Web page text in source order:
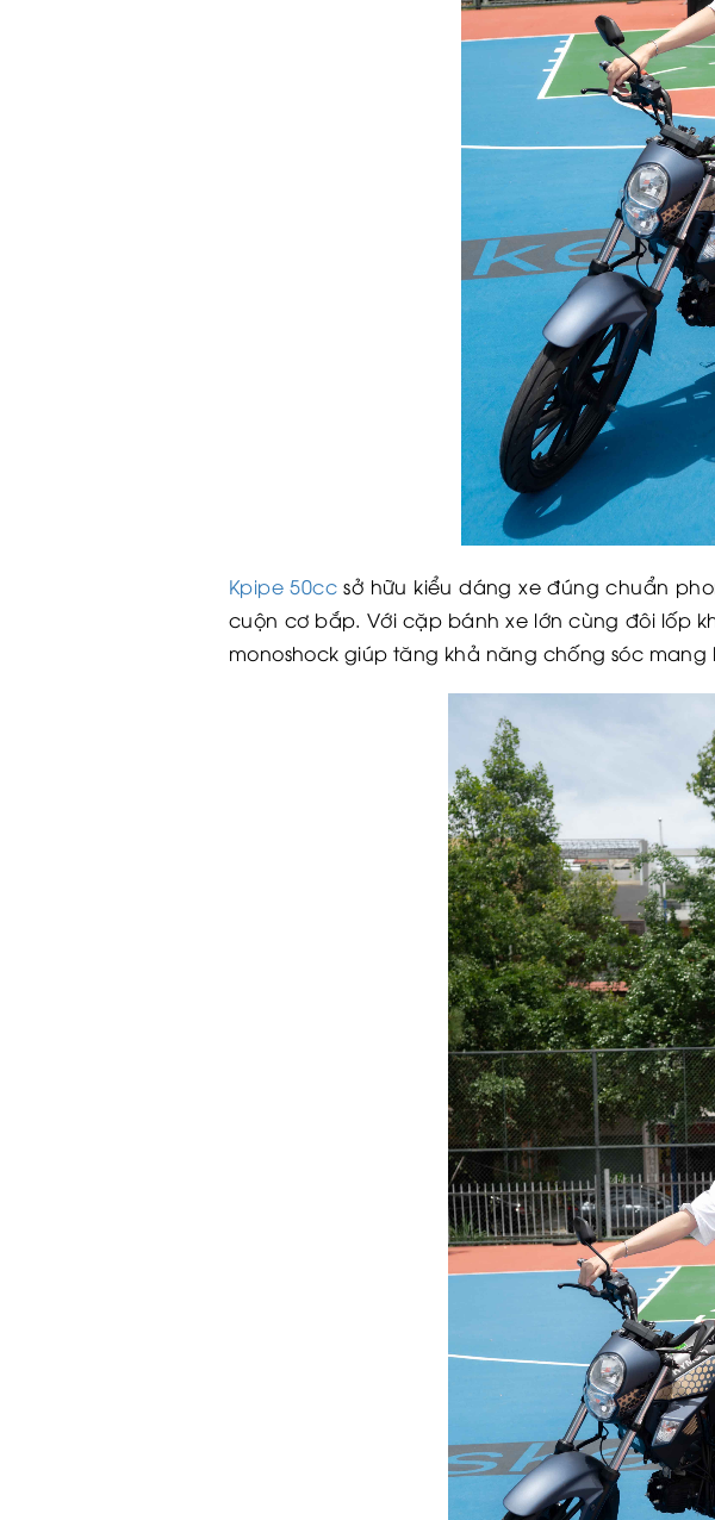
Kpipe 50cc sở hữu kiểu dáng xe đúng chuẩn
cuộn cơ bắp. Với cặp bánh xe lớn cùng đôi lốp
monoshock giúp tăng khả năng chống sóc